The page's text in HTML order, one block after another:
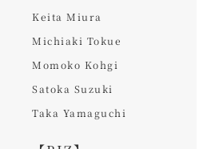
Keita Miura
Michiaki Tokue
Momoko Kohgi
Satoka Suzuki
Taka Yamaguchi